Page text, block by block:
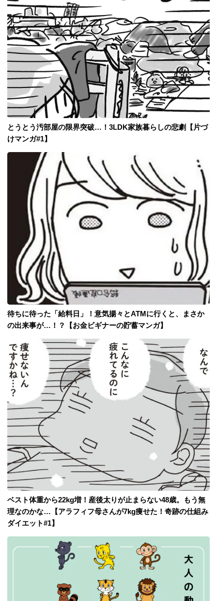
とうとう汚部屋の限界突破…！3LDK家族暮らしの悲劇【片づ
けマンガ#1】
待ちに待った「給料日」！意気揚々とATMに行くと、まさか
の出来事が…！？【お金ビギナーの貯蓄マンガ】
ベスト体重から22kg増！産後太りが止まらない48歳。もう無
理なのかな…【アラフィフ母さんが7kg痩せた！奇跡の仕組み
ダイエット#1】